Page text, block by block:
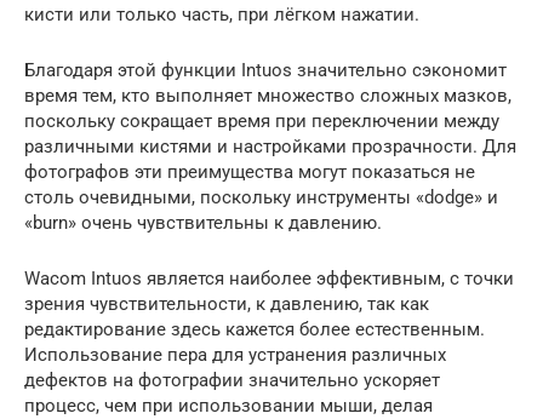
кисти или только часть, при лёгком нажатии.
Благодаря этой функции Intuos значительно сэкономит
время тем, кто выполняет множество сложных мазков,
поскольку сокращает время при переключении между
различными кистями и настройками прозрачности. Для
фотографов эти преимущества могут показаться не
столь очевидными, поскольку инструменты «dodge» и
«burn» очень чувствительны к давлению.
Wacom Intuos является наиболее эффективным, с точки
зрения чувствительности, к давлению, так как
редактирование здесь кажется более естественным.
Использование пера для устранения различных
дефектов на фотографии значительно ускоряет
процесс, чем при использовании мыши, делая